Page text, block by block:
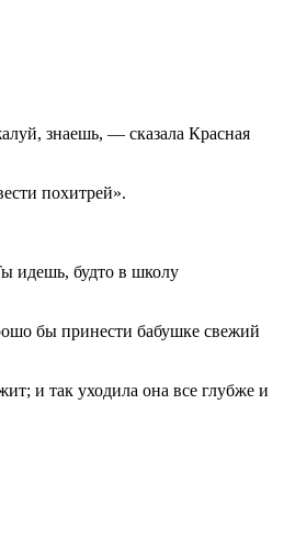
знаешь, — сказала Красная
похитрей».
идешь, будто в школу
бы принести бабушке свежий
и так уходила она все глубже и